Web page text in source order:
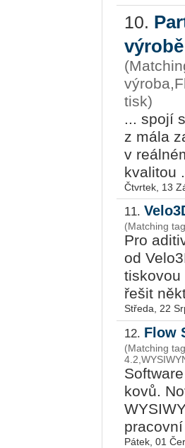
10.
tisk)
... spojí
z mála
v
kvalitou
Čtvrtek, 13
11.
(Matching
Pro
od
tiskovou
řešit
Středa, 22
12. Flow
(Matching
kovů.
Pátek, 01